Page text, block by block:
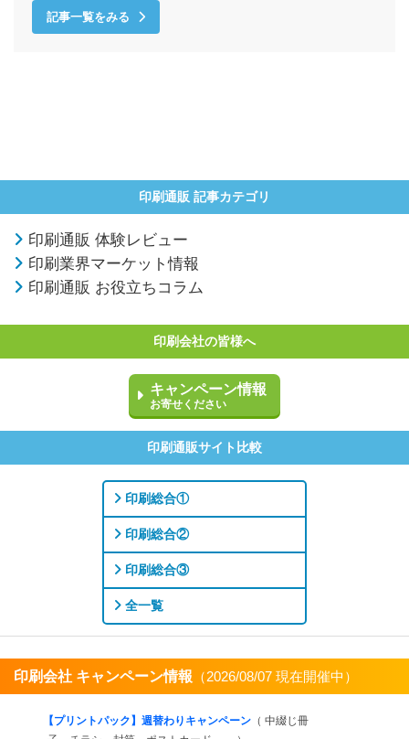
記事一覧をみる
印刷通販 記事カテゴリ
印刷通販 体験レビュー
印刷業界マーケット情報
印刷通販 お役立ちコラム
印刷会社の皆様へ
キャンペーン情報
お寄せください
印刷通販サイト比較
印刷総合①
印刷総合②
印刷総合③
全一覧
印刷会社 キャンペーン情報 （2026/08/07 現在開催中）
【プリントパック】週替わりキャンペーン （ 中綴じ冊